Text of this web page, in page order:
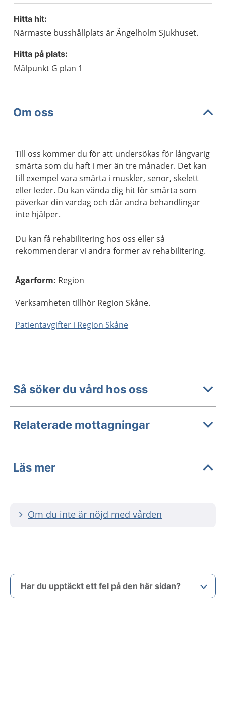
Hitta hit:
Närmaste busshållplats är Ängelholm Sjukhuset.
Hitta på plats:
Målpunkt G plan 1
Om oss
Till oss kommer du för att undersökas för långvarig
smärta som du haft i mer än tre månader. Det kan
till exempel vara smärta i muskler, senor, skelett
eller leder. Du kan vända dig hit för smärta som
påverkar din vardag och där andra behandlingar
inte hjälper.
Du kan få rehabilitering hos oss eller så
rekommenderar vi andra former av rehabilitering.
Ägarform: Region
Verksamheten tillhör Region Skåne.
Patientavgifter i Region Skåne
Så söker du vård hos oss
Relaterade mottagningar
Läs mer
Om du inte är nöjd med vården
Har du upptäckt ett fel på den här sidan?